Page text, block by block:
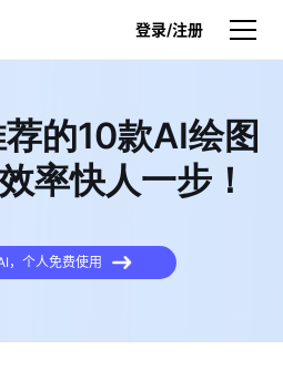
登录/注册
的10款AI绘图
率快人一步！
，个人免费使用